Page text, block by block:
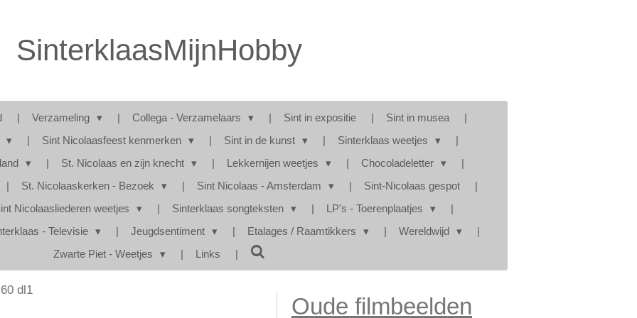
SinterklaasMijnHobby
Verzameling Collega - Verzamelaars Sint in expositie
Sint in musea
Sint Nicolaasfeest kenmerken Sint in de kunst
Sinterklaas weetjes
St. Nicolaas en zijn knecht Lekkernijen weetjes
Chocoladeletter
St. Nicolaaskerken - Bezoek Sint Nicolaas - Amsterdam
Sint-Nicolaas gespot
Nicolaasliederen weetjes Sinterklaas songteksten
LP's - Toerenplaatjes
- Televisie Jeugdsentiment Etalages / Raamtikkers
Wereldwijd
Zwarte Piet - Weetjes
Links
dl1
Oude filmbeelden